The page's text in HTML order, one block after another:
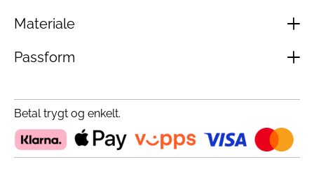
Materiale
Passform
Betal trygt og enkelt.